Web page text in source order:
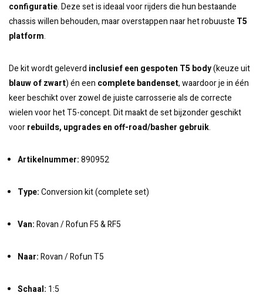
configuratie. Deze set is ideaal voor rijders die hun bestaande
chassis willen behouden, maar overstappen naar het robuuste T5
platform.
De kit wordt geleverd inclusief een gespoten T5 body(keuze uit
blauw of zwart) én een complete bandenset, waardoor je in één
keer beschikt over zowel de juiste carrosserie als de correcte
wielen voor het T5-concept. Dit maakt de set bijzonder geschikt
voorrebuilds, upgrades en off-road/basher gebruik.
Artikelnummer:890952
Type:Conversion kit (complete set)
Van:Rovan / Rofun F5 & RF5
Naar:Rovan / Rofun T5
Schaal: 1:5